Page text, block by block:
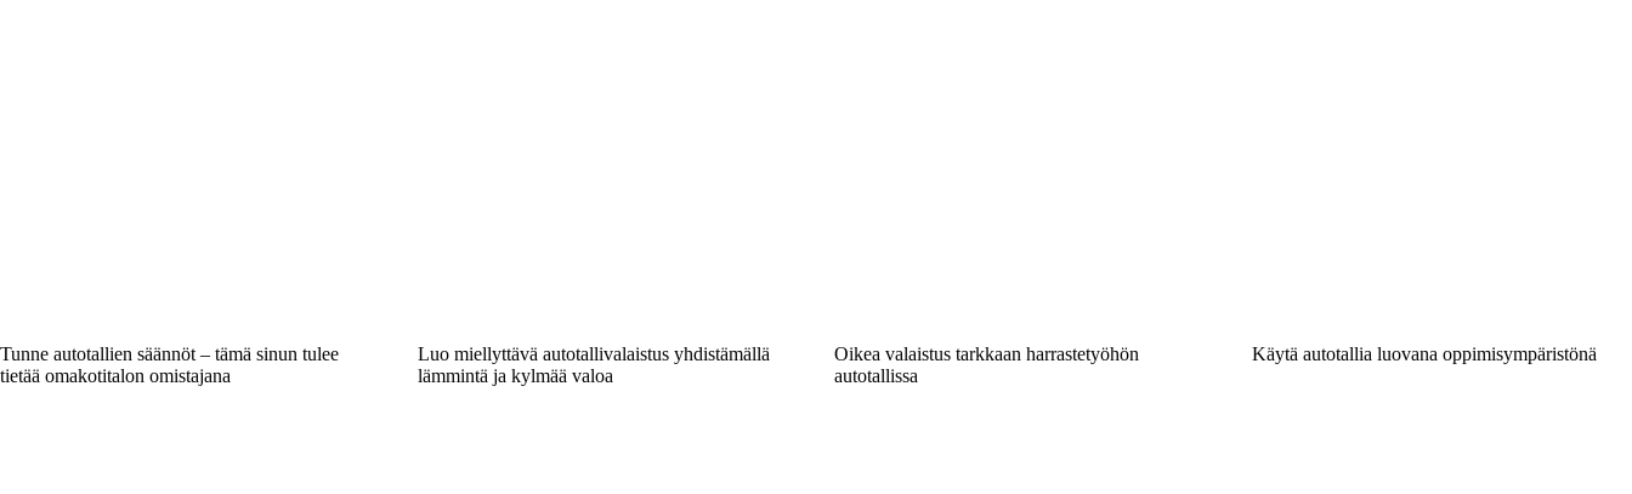
Tunne autotallien säännöt – tämä sinun tulee
tietää omakotitalon omistajana
Luo miellyttävä autotallivalaistus yhdistämällä
lämmintä ja kylmää valoa
Oikea valaistus tarkkaan harrastetyöhön
autotallissa
Käytä autotallia luovana oppimisympäristönä